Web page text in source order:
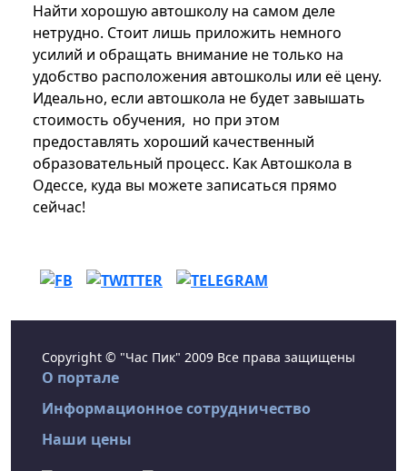
Найти хорошую автошколу на самом деле
нетрудно. Стоит лишь приложить немного
усилий и обращать внимание не только на
удобство расположения автошколы или её цену.
Идеально, если автошкола не будет завышать
стоимость обучения, но при этом
предоставлять хороший качественный
образовательный процесс. Как Автошкола в
Одессе, куда вы можете записаться прямо
сейчас!
Copyright © "Час Пик" 2009 Все права защищены
О портале
Информационное сотрудничество
Наши цены